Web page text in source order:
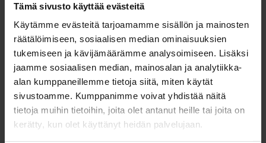
Tämä sivusto käyttää evästeitä
Käytämme evästeitä tarjoamamme sisällön ja mainosten
räätälöimiseen, sosiaalisen median ominaisuuksien
tukemiseen ja kävijämäärämme analysoimiseen. Lisäksi
jaamme sosiaalisen median, mainosalan ja analytiikka-
alan kumppaneillemme tietoja siitä, miten käytät
sivustoamme. Kumppanimme voivat yhdistää näitä
tietoja muihin tietoihin, joita olet antanut heille tai joita on
kerätty, kun olet käyttänyt heidän palvelujaan.
27.6.2025
Lea Vähäsarja-Mäkinen
Lue artikkeli